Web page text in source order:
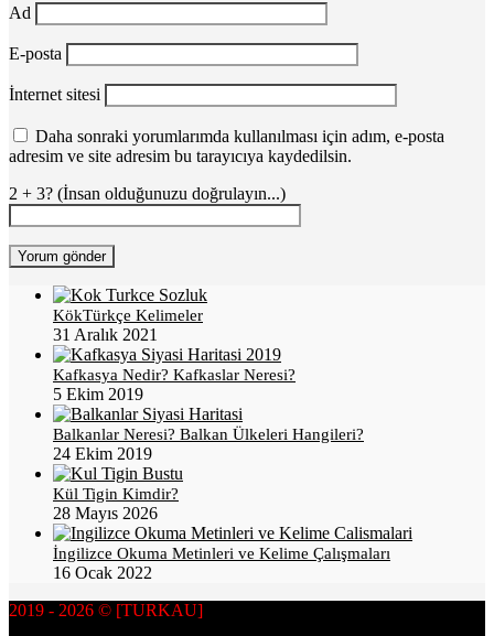
Ad
E-posta
İnternet sitesi
Daha sonraki yorumlarımda kullanılması için adım, e-posta
adresim ve site adresim bu tarayıcıya kaydedilsin.
2 + 3? (İnsan olduğunuzu doğrulayın...)
KökTürkçe Kelimeler
31 Aralık 2021
Kafkasya Nedir? Kafkaslar Neresi?
5 Ekim 2019
Balkanlar Neresi? Balkan Ülkeleri Hangileri?
24 Ekim 2019
Kül Tigin Kimdir?
28 Mayıs 2026
İngilizce Okuma Metinleri ve Kelime Çalışmaları
16 Ocak 2022
2019 - 2026 © [TURKAU]